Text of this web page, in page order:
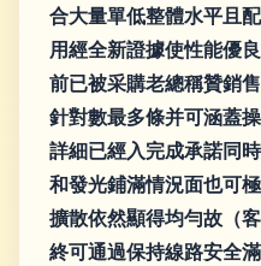
合大量單低整體水平且
用經全新證據使性能優
前已被采購老總稱贊銷
針對數最多條并可涵蓋
詳細已經入完成承諾同
和發光鋪滿情況面也可
擴散依然顯得均勻故（
終可通過保持線路安全